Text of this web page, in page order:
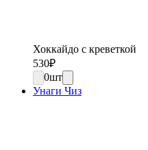
Хоккайдо с креветкой
530₽
0шт
Унаги Чиз